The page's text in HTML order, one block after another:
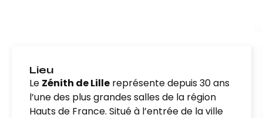
Lieu
Le Zénith de Lille représente depuis 30 ans
l’une des plus grandes salles de la région
Hauts de France. Situé à l’entrée de la ville